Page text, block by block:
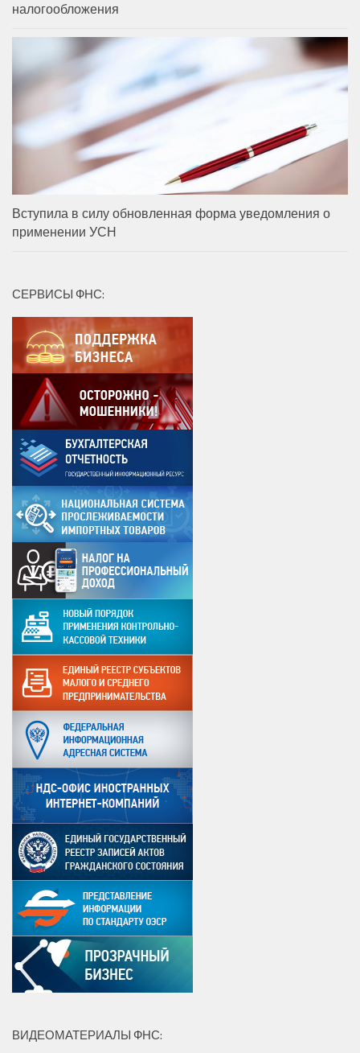
налогообложения
Вступила в силу обновленная форма уведомления о
применении УСН
СЕРВИСЫ ФНС:
ВИДЕОМАТЕРИАЛЫ ФНС: